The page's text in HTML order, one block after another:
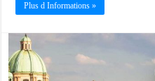
Plus d Informations »